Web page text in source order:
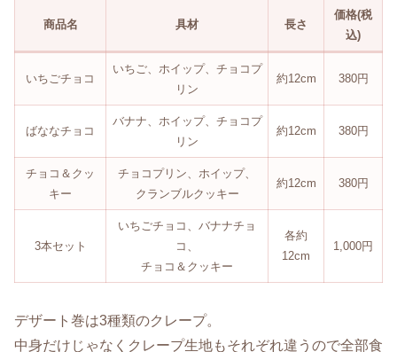
商品名 具材 長さ
価格(税
込)
いちごチョコ
いちご、ホイップ、チョコプ
リン
約12cm 380円
ばななチョコ
バナナ、ホイップ、チョコプ
リン
約12cm 380円
チョコ＆クッ
キー
チョコプリン、ホイップ、
クランブルクッキー
約12cm 380円
3本セット
いちごチョコ、バナナチョ
コ、
チョコ＆クッキー
各約
12cm
1,000円
デザート巻は3種類のクレープ。
中身だけじゃなくクレープ生地もそれぞれ違うので全部食